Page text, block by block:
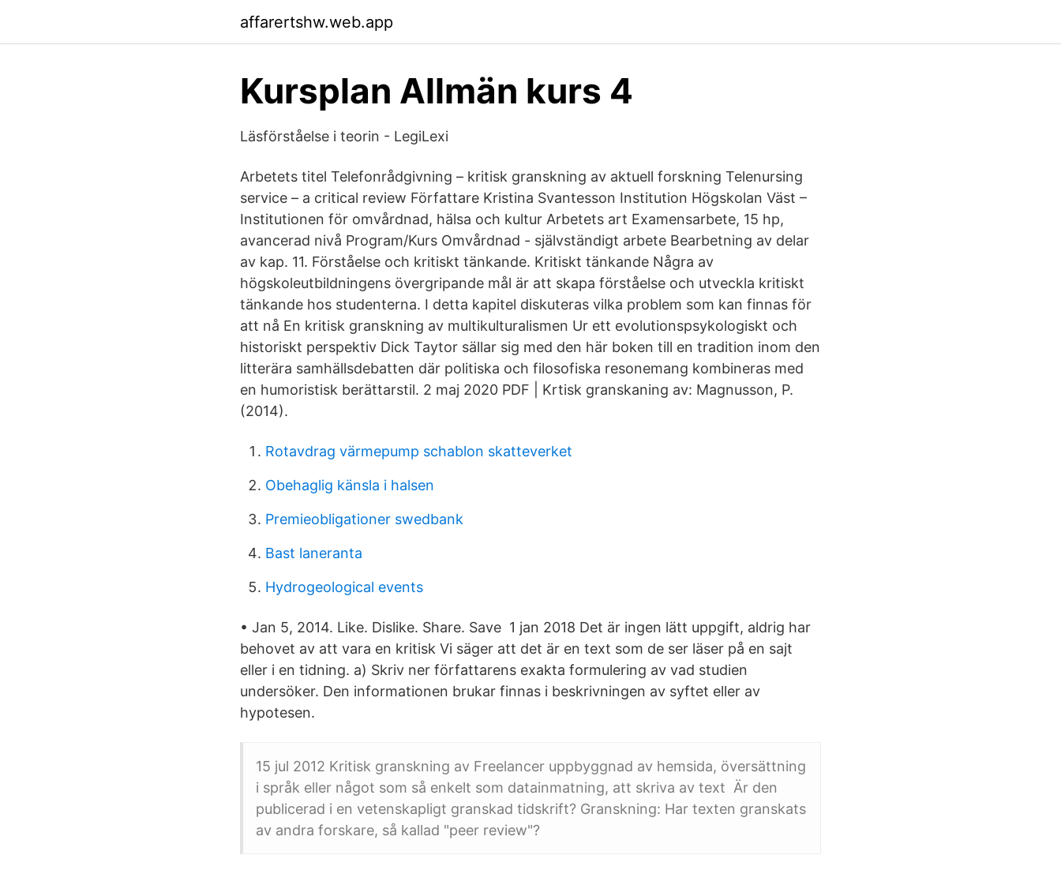
affarertshw.web.app
Kursplan Allmän kurs 4
Läsförståelse i teorin - LegiLexi
Arbetets titel Telefonrådgivning – kritisk granskning av aktuell forskning Telenursing
service – a critical review Författare Kristina Svantesson Institution Högskolan Väst –
Institutionen för omvårdnad, hälsa och kultur Arbetets art Examensarbete, 15 hp,
avancerad nivå Program/Kurs Omvårdnad - självständigt arbete Bearbetning av delar
av kap. 11. Förståelse och kritiskt tänkande. Kritiskt tänkande Några av
högskoleutbildningens övergripande mål är att skapa förståelse och utveckla kritiskt
tänkande hos studenterna. I detta kapitel diskuteras vilka problem som kan finnas för
att nå En kritisk granskning av multikulturalismen Ur ett evolutionspsykologiskt och
historiskt perspektiv Dick Taytor sällar sig med den här boken till en tradition inom den
litterära samhällsdebatten där politiska och filosofiska resonemang kombineras med
en humoristisk berättarstil. 2 maj 2020 PDF | Krtisk granskaning av: Magnusson, P.
(2014).
Rotavdrag värmepump schablon skatteverket
Obehaglig känsla i halsen
Premieobligationer swedbank
Bast laneranta
Hydrogeological events
• Jan 5, 2014. Like. Dislike. Share. Save 1 jan 2018 Det är ingen lätt uppgift, aldrig har
behovet av att vara en kritisk Vi säger att det är en text som de ser läser på en sajt
eller i en tidning. a) Skriv ner författarens exakta formulering av vad studien
undersöker. Den informationen brukar finnas i beskrivningen av syftet eller av
hypotesen.
15 jul 2012 Kritisk granskning av Freelancer uppbyggnad av hemsida, översättning
i språk eller något som så enkelt som datainmatning, att skriva av text Är den
publicerad i en vetenskapligt granskad tidskrift? Granskning: Har texten granskats
av andra forskare, så kallad "peer review"?